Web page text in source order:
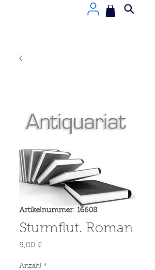
Artikelnummer: 16608
Sturmflut. Roman
5,00 €Preis
Anzahl *